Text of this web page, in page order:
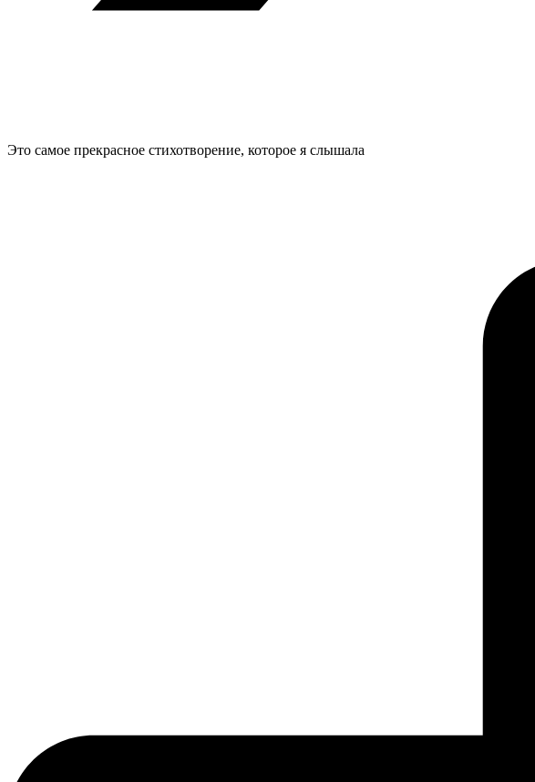
Это самое прекрасное стихотворение, которое я слышала